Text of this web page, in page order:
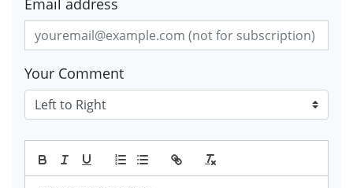
Email address
Your Comment